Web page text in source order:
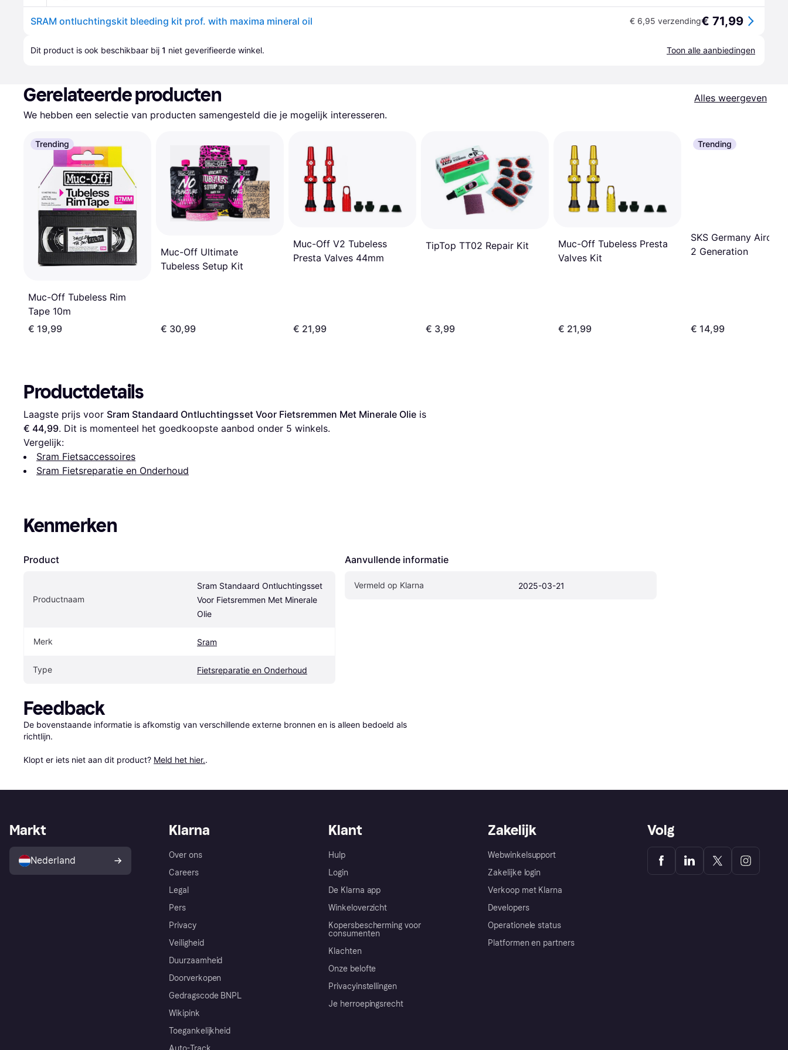
SRAM ontluchtingskit bleeding kit prof. with maxima mineral oil € 6,95 verzending€ 71,99
Dit product is ook beschikbaar bij 1 niet geverifieerde winkel. Toon alle aanbiedingen
Gerelateerde producten
Alles weergeven
We hebben een selectie van producten samengesteld die je mogelijk interesseren.
Trending
Muc-Off Tubeless Rim
Tape 10m
€ 19,99
Muc-Off Ultimate
Tubeless Setup Kit
€ 30,99
Muc-Off V2 Tubeless
Presta Valves 44mm
€ 21,99
TipTop TT02 Repair Kit
€ 3,99
Muc-Off Tubeless Presta
Valves Kit
€ 21,99
Trending
SKS Germany
2 Generation
€ 14,99
Productdetails
Laagste prijs voor Sram Standaard Ontluchtingsset Voor Fietsremmen Met Minerale Olie
€ 44,99. Dit is momenteel het goedkoopste aanbod onder 5 winkels.
Vergelijk:
Sram Fietsaccessoires
Sram Fietsreparatie en Onderhoud
Kenmerken
Product
Productnaam
Sram Standaard Ontluchtingsset
Voor Fietsremmen Met Minerale
Olie
Merk Sram
Type Fietsreparatie en Onderhoud
Aanvullende informatie
Vermeld op Klarna 2025-03-21
Feedback
De bovenstaande informatie is afkomstig van verschillende externe bronnen en is alleen bedoeld als
richtlijn.
Klopt er iets niet aan dit product? Meld het hier..
Klarna
Over ons
Careers
Legal
Pers
Privacy
Veiligheid
Duurzaamheid
Doorverkopen
Gedragscode BNPL
Wikipink
Toegankelijkheid
Klant
Hulp
Login
De Klarna app
Winkeloverzicht
Kopersbescherming voor
consumenten
Klachten
Onze belofte
Privacyinstellingen
Je herroepingsrecht
Zakelijk
Webwinkelsupport
Zakelijke login
Verkoop met Klarna
Developers
Operationele status
Platformen en partners
Markt
Nederland
Volg